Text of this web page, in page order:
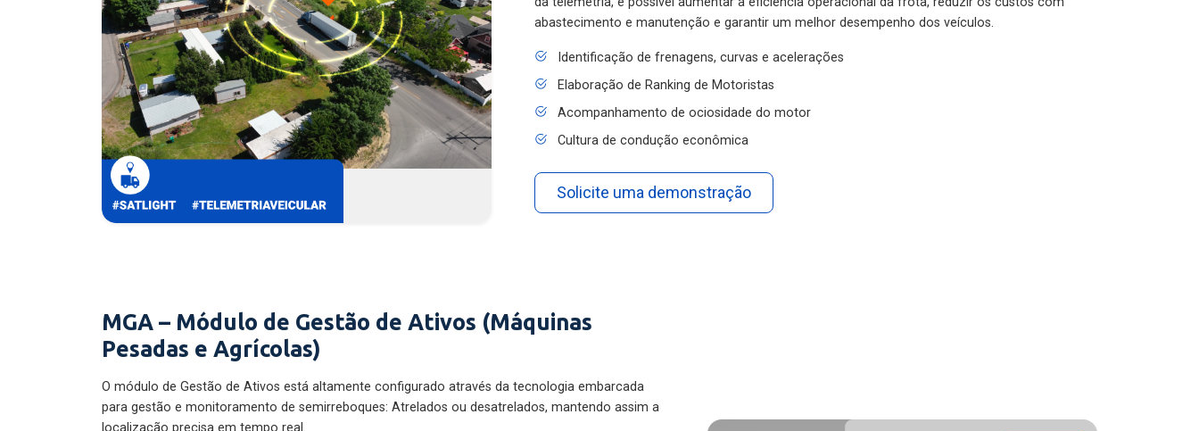
abastecimento e manutenção e garantir um melhor desempenho dos veículos.
Identificação de frenagens, curvas e acelerações
Elaboração de Ranking de Motoristas
Acompanhamento de ociosidade do motor
Cultura de condução econômica
Solicite uma demonstração
MGA – Módulo de Gestão de Ativos (Máquinas
Pesadas e Agrícolas)
O módulo de Gestão de Ativos está altamente configurado através da tecnologia embarcada
para gestão e monitoramento de semirreboques: Atrelados ou desatrelados, mantendo assim a
localização precisa em tempo real.